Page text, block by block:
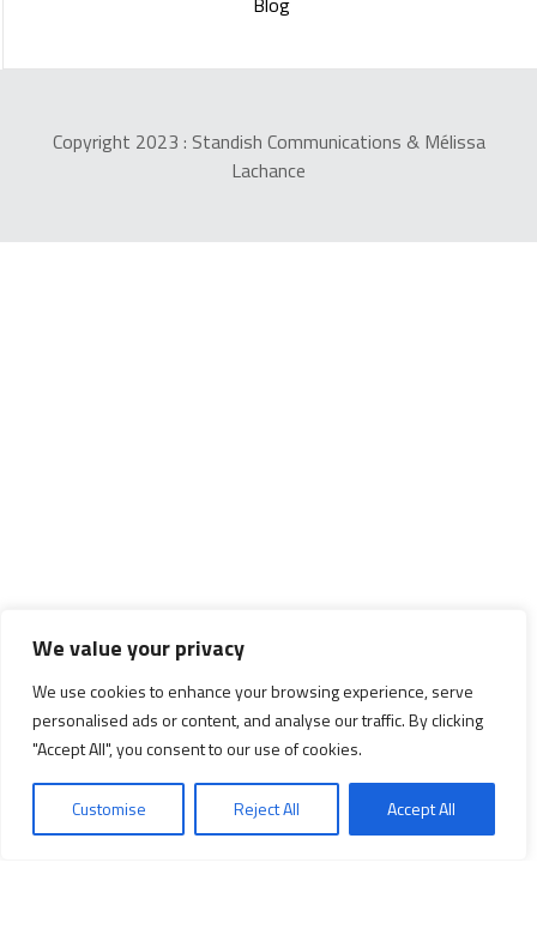
We value your privacy
We use cookies to enhance your browsing experience, serve
personalised ads or content, and analyse our traffic. By clicking
"Accept All", you consent to our use of cookies.
Customise Reject All Accept All
Copyright 2023 : Standish Communications & Mélissa
Lachance